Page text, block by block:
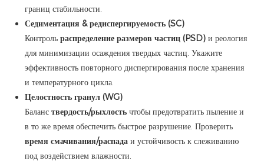
границ стабильности.
Седиментация & редиспергируемость (SC)
Контроль распределение размеров частиц (PSD) и реология
для минимизации осаждения твердых частиц. Укажите
эффективность повторного диспергирования после хранения
и температурного цикла.
Целостность гранул (WG)
Баланс твердость/рыхлость чтобы предотвратить пыление и
в то же время обеспечить быстрое разрушение. Проверить
время смачивания/распада и устойчивость к слеживанию
под воздействием влажности.